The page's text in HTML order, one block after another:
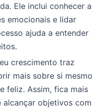
Ele inclui conhecer a
emocionais e lidar
ajuda a entender
crescimento traz
mais sobre si mesmo
feliz. Assim, fica mais
alcançar objetivos com